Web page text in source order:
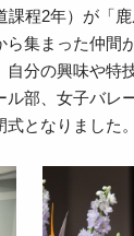
程2年）が「
集まった仲
分の興味や
部、女子バ
式となりました